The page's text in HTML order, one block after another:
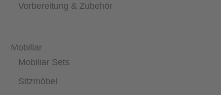
Vorbereitung & Zubehör
Mobiliar
Mobiliar Sets
Sitzmöbel